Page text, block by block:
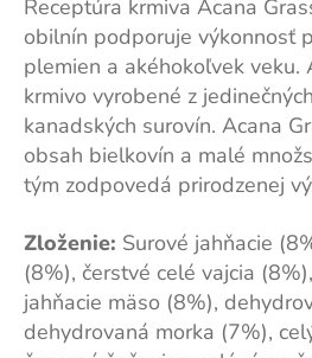
Receptúra krmiva Acana
obilnín podporuje výkonnosť
plemien a akéhokoľvek veku.
krmivo vyrobené z
kanadských surovín. Acana
obsah bielkovín a malé
tým zodpovedá prirodzenej
Zloženie: Surové jahňacie
(8%), čerstvé celé vajcia
jahňacie mäso (8%),
dehydrovaná morka (7%),